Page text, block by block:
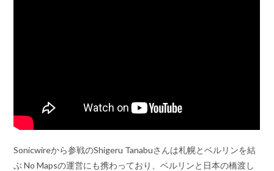
Sonicwireから参戦のShigeru Tanabuさんは札幌とベルリンを結
ぶ No Mapsの運営にも携わっており、ベルリンと日本の橋渡し